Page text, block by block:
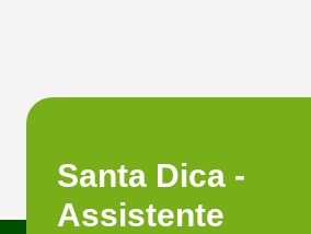
Santa Dica -
Assistente